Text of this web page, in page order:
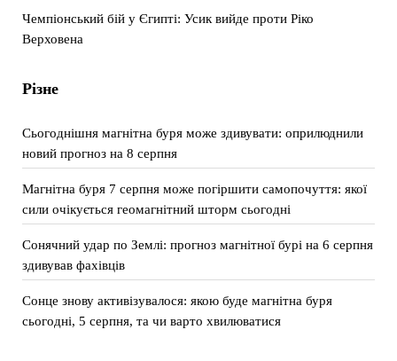
Чемпіонський бій у Єгипті: Усик вийде проти Ріко
Верховена
Різне
Сьогоднішня магнітна буря може здивувати: оприлюднили
новий прогноз на 8 серпня
Магнітна буря 7 серпня може погіршити самопочуття: якої
сили очікується геомагнітний шторм сьогодні
Сонячний удар по Землі: прогноз магнітної бурі на 6 серпня
здивував фахівців
Сонце знову активізувалося: якою буде магнітна буря
сьогодні, 5 серпня, та чи варто хвилюватися